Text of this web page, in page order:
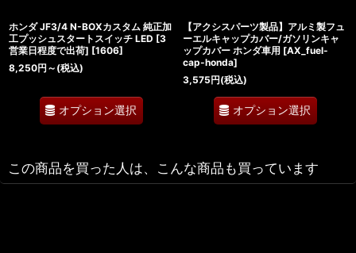
ホンダ JF3/4 N-BOXカスタム 純正加
工プッシュスタートスイッチ LED [3
営業日程度で出荷] [1606]
8,250円 ～ (税込)
オプション選択
【アクシスパーツ製品】アルミ製フュ
ーエルキャップカバー/ガソリンキャ
ップカバー ホンダ車用 [AX_fuel-
cap-honda]
3,575円(税込)
オプション選択
この商品を買った人は、こんな商品も買っています